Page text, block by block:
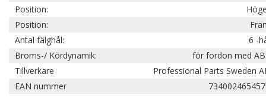
Position:
Position:
Antal fälghål:
6 -
Broms-/ Kördynamik:
för fordon med
Tillverkare
Professional Parts Sweden
EAN nummer